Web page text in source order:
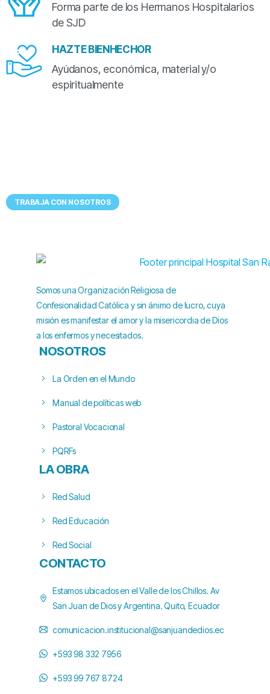
Forma parte de los Hermanos Hospitalarios
de SJD
HAZTE BIENHECHOR
Ayúdanos, económica, material y/o
espiritualmente
TRABAJA CON NOSOTROS
Somos una Organización Religiosa de
Confesionalidad Católica y sin ánimo de lucro, cuya
misión es manifestar el amor y la misericordia de Dios
a los enfermos y necesitados.
NOSOTROS
La Orden en el Mundo
Manual de políticas web
Pastoral Vocacional
PQRFs
LA OBRA
Red Salud
Red Educación
Red Social
CONTACTO
Estamos ubicados en el Valle de los Chillos. Av
San Juan de Dios y Argentina. Quito, Ecuador
comunicacion.institucional@sanjuandedios.ec
+593 98 332 7956
+593 99 767 8724